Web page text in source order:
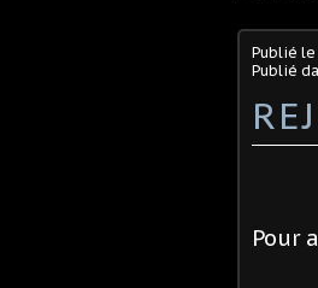
Publié le
Publié
Pour